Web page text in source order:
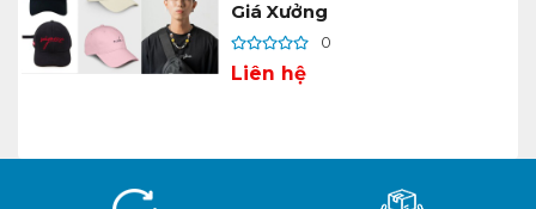
Giá Xưởng
0
Liên hệ